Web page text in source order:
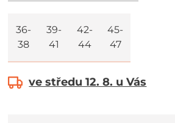
36-
38
39-
41
42-
44
45-
47
ve středu 12. 8. u Vás